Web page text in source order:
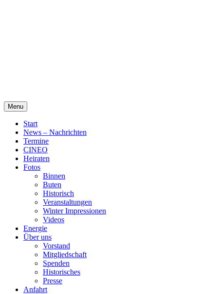
Menu
Start
News – Nachrichten
Termine
CINEO
Heiraten
Fotos
Binnen
Buten
Historisch
Veranstaltungen
Winter Impressionen
Videos
Energie
Über uns
Vorstand
Mitgliedschaft
Spenden
Historisches
Presse
Anfahrt